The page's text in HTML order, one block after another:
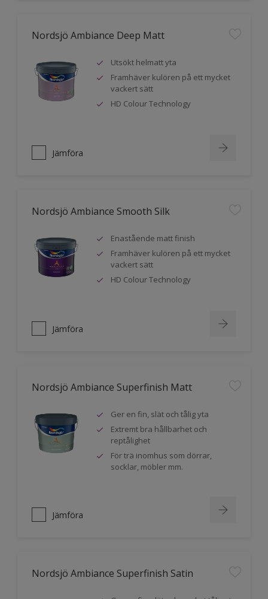
Nordsjö Ambiance Deep Matt
Utsökt helmatt yta
Framhäver kulören på ett mycket
vackert sätt
HD Colour Technology
Jämföra
Nordsjö Ambiance Smooth Silk
Enastående matt finish
Framhäver kulören på ett mycket
vackert sätt
HD Colour Technology
Jämföra
Nordsjö Ambiance Superfinish Matt
Ger en fin, slät och tålig yta
Extremt bra hållbarhet och
reptålighet
För trä inomhus som dörrar,
socklar, möbler mm.
Jämföra
Nordsjö Ambiance Superfinish Satin